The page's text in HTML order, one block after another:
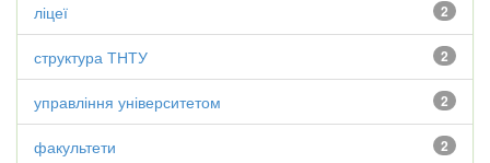
2
ліцеї
2
структура ТНТУ
2
управління університетом
2
факультети